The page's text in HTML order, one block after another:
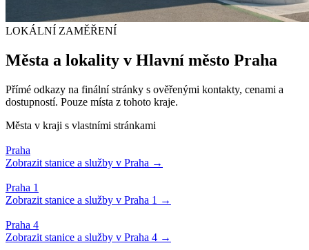
LOKÁLNÍ ZAMĚŘENÍ
Města a lokality v Hlavní město Praha
Přímé odkazy na finální stránky s ověřenými kontakty, cenami a
dostupností. Pouze místa z tohoto kraje.
Města v kraji s vlastními stránkami